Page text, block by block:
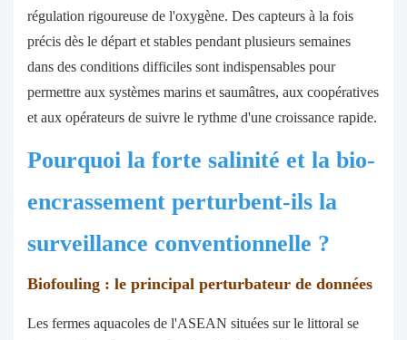
régulation rigoureuse de l'oxygène. Des capteurs à la fois
précis dès le départ et stables pendant plusieurs semaines
dans des conditions difficiles sont indispensables pour
permettre aux systèmes marins et saumâtres, aux coopératives
et aux opérateurs de suivre le rythme d'une croissance rapide.
Pourquoi la forte salinité et la bio-
encrassement perturbent-ils la
surveillance conventionnelle ?
Biofouling : le principal perturbateur de données
Les fermes aquacoles de l'ASEAN situées sur le littoral se